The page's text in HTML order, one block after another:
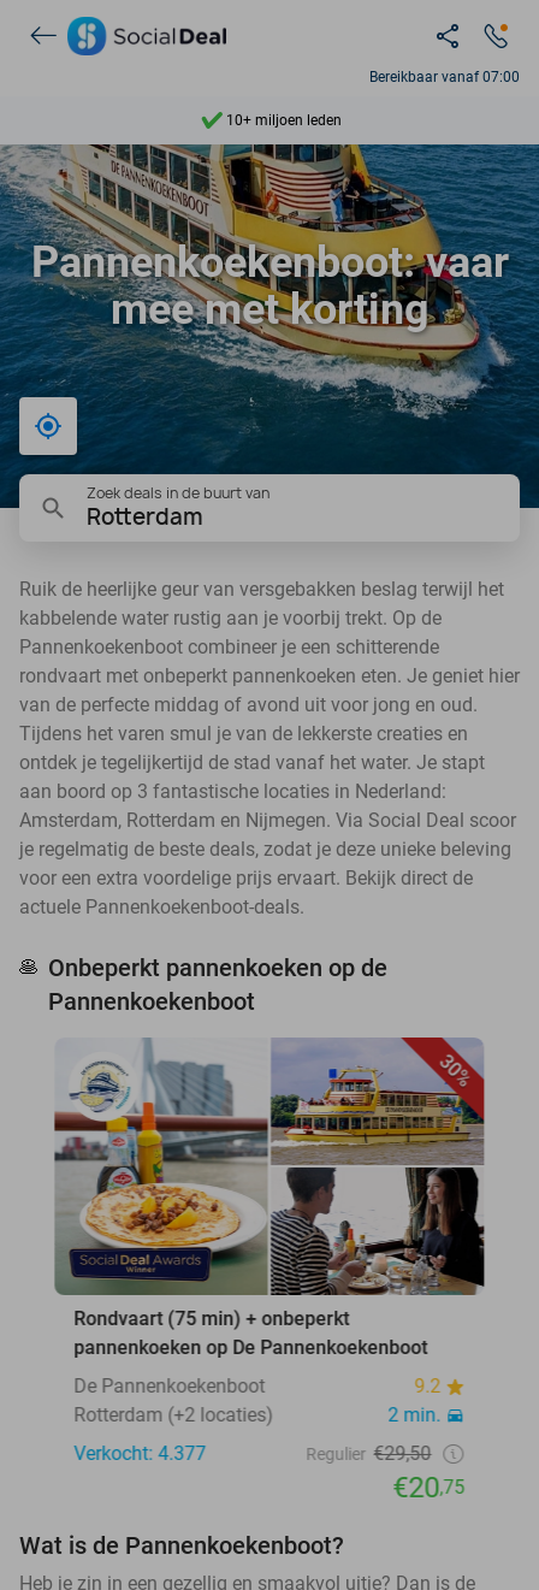
Bereikbaar vanaf 07:00
Ontdek 15.000+ deals
7 dagen per week beschikbaar
10+ miljoen leden
9,4
Ontdek 15.000+ deals
Pannenkoekenboot: vaar
mee met korting
Bij mij in de buurt
Zoek deals in de buurt van
Rotterdam
Ruik de heerlijke geur van versgebakken beslag terwijl het
kabbelende water rustig aan je voorbij trekt. Op de
Pannenkoekenboot combineer je een schitterende
rondvaart met onbeperkt pannenkoeken eten. Je geniet hier
van de perfecte middag of avond uit voor jong en oud.
Tijdens het varen smul je van de lekkerste creaties en
ontdek je tegelijkertijd de stad vanaf het water. Je stapt
aan boord op 3 fantastische locaties in Nederland:
Amsterdam, Rotterdam en Nijmegen. Via Social Deal scoor
je regelmatig de beste deals, zodat je deze unieke beleving
voor een extra voordelige prijs ervaart. Bekijk direct de
actuele Pannenkoekenboot-deals.
🥞 Onbeperkt pannenkoeken op de
Pannenkoekenboot
30%
Rondvaart (75 min) + onbeperkt
pannenkoeken op De Pannenkoekenboot
De Pannenkoekenboot
9.2
Rotterdam (+2 locaties)
2 min.
Verkocht: 4.377
Regulier €29,50
€20,75
Wat is de Pannenkoekenboot?
Heb je zin in een gezellig en smaakvol uitje? Dan is de